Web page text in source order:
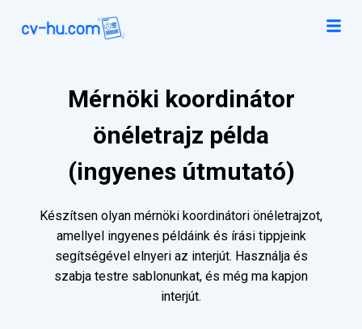
Mérnöki koordinátor
önéletrajz példa
(ingyenes útmutató)
Készítsen olyan mérnöki koordinátori önéletrajzot,
amellyel ingyenes példáink és írási tippjeink
segítségével elnyeri az interjút. Használja és
szabja testre sablonunkat, és még ma kapjon
interjút.